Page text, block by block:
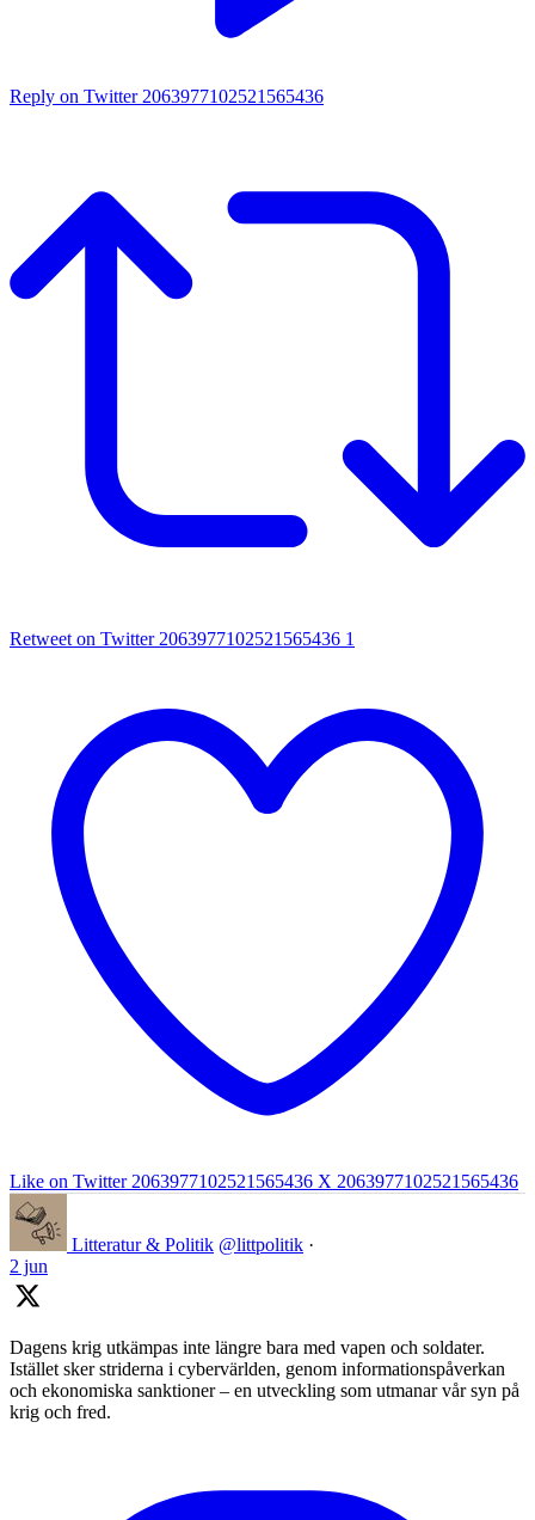
Reply on Twitter 2063977102521565436
Retweet on Twitter 2063977102521565436 1
Like on Twitter 2063977102521565436 X 2063977102521565436
Litteratur & Politik @littpolitik ·
2 jun
Dagens krig utkämpas inte längre bara med vapen och soldater.
Istället sker striderna i cybervärlden, genom informationspåverkan
och ekonomiska sanktioner – en utveckling som utmanar vår syn på
krig och fred.